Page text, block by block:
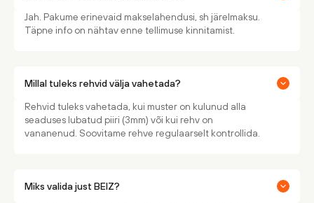
Jah. Pakume erinevaid makselahendusi, sh järelmaksu.
Täpne info on nähtav enne tellimuse kinnitamist.
Millal tuleks rehvid välja vahetada?
Rehvid tuleks vahetada, kui muster on kulunud alla
seaduses lubatud piiri (3mm) või kui rehv on
vananenud. Soovitame rehve regulaarselt kontrollida.
Miks valida just BEIZ?